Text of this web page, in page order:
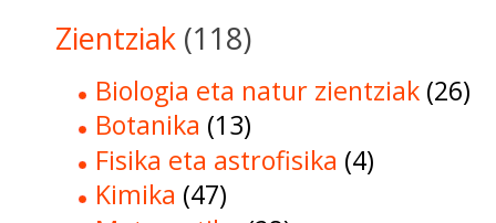
Zientziak (118)
Biologia eta natur zientziak (26)
Botanika (13)
Fisika eta astrofisika (4)
Kimika (47)